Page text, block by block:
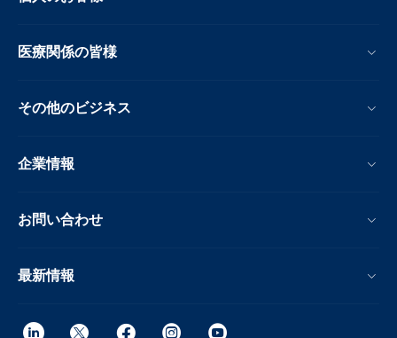
医療関係の皆様
その他のビジネス
企業情報
お問い合わせ
最新情報